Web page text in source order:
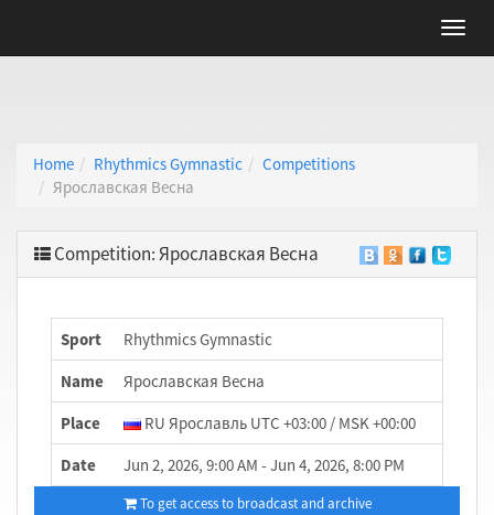
Home Rhythmics Gymnastic
Competitions
Ярославская Весна
Competition: Ярославская Весна
Sport
Rhythmics Gymnastic
Name
Ярославская Весна
Place
RU Ярославль UTC +03:00 / MSK +00:00
Date
Jun 2, 2026, 9:00 AM - Jun 4, 2026, 8:00 PM
To get access to broadcast and archive